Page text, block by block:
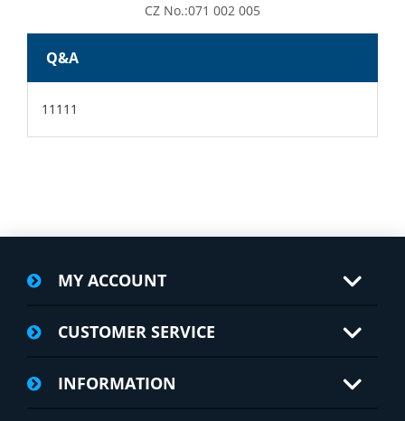
CZ No.:071 002 005
Q&A
11111
MY ACCOUNT
CUSTOMER SERVICE
INFORMATION